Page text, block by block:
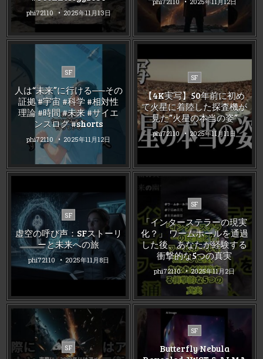
phi72110 2025年11月13日
Posted
SF
人は“未来”に行ける──その
証拠 #宇宙 #科学 #相対性
理論 #時間 #未来 #サイエ
ンスログ #shorts
phi72110 2025年11月12日
Posted
in
SF
【4K実写】50年前に初め
て火星に着陸した探査機が
見た”火星の本当の姿”
phi72110 2025年11月11日
Posted
in
SF
虚空の呼び声：SFストーリ
ーと未来への旅
phi72110 2025年11月8日
Posted
SF
「インターステラーの現実
化？」 ワームホールを通過
した後、あなたが経験する
衝撃的な5つの真実
phi72110 2025年11月2日
Posted
SF
Posted
in
SF
Butterfly Nebula